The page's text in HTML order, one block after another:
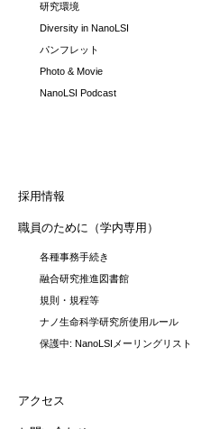
研究環境
Diversity in NanoLSI
パンフレット
Photo & Movie
NanoLSI Podcast
採用情報
職員のために（学内専用）
各種事務手続き
融合研究推進図書館
規則・規程等
ナノ生命科学研究所使用ルール
保護中: NanoLSIメーリングリスト
アクセス